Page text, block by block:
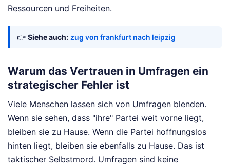
Ressourcen und Freiheiten.
👉 Siehe auch: zug von frankfurt nach leipzig
Warum das Vertrauen in Umfragen ein
strategischer Fehler ist
Viele Menschen lassen sich von Umfragen blenden.
Wenn sie sehen, dass "ihre" Partei weit vorne liegt,
bleiben sie zu Hause. Wenn die Partei hoffnungslos
hinten liegt, bleiben sie ebenfalls zu Hause. Das ist
taktischer Selbstmord. Umfragen sind keine